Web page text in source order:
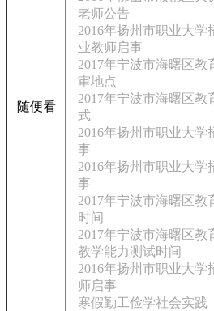
随便看
老师公告
2016年扬州市职业大
业教师启事
2017年宁波市海曙区教
审地点
2017年宁波市海曙区
式
2016年扬州市职业大
事
2016年扬州市职业大
事
2017年宁波市海曙区
时间
2017年宁波市海曙区
教学能力测试时间
2016年扬州市职业大
师启事
寒假勤工俭学社会实践